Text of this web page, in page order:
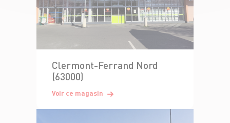
Clermont-Ferrand Nord
(63000)
Voir ce magasin